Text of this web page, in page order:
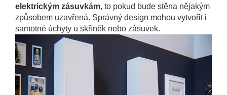
elektrickým zásuvkám, to pokud bude stěna nějakým
způsobem uzavřená. Správný design mohou vytvořit i
samotné úchyty u skříněk nebo zásuvek.